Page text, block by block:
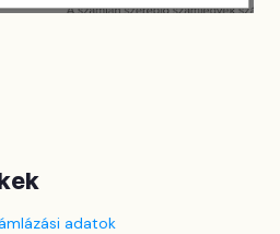
adatok